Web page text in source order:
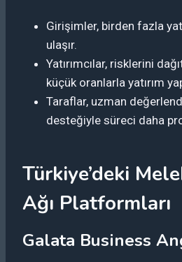
Girişimler, birden fazla
ulaşır.
Yatırımcılar, risklerini
küçük oranlarla yatırım
Taraflar, uzman
desteğiyle süreci daha
Türkiye’deki
Ağı Platformları
Galata Business